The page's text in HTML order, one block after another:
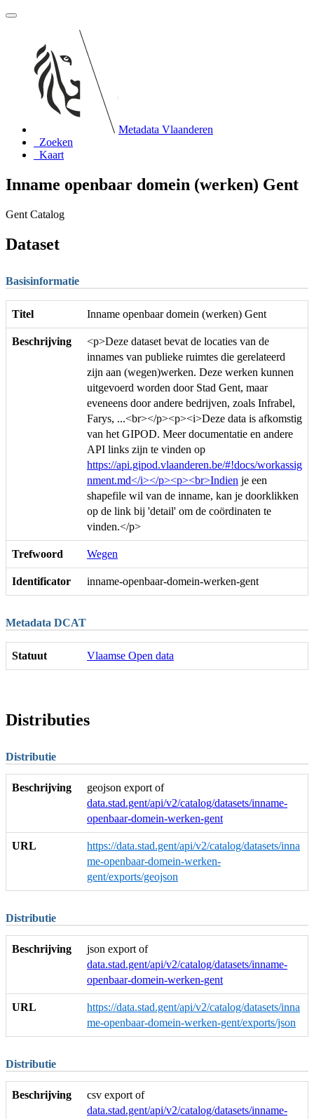
Metadata Vlaanderen
Zoeken
Kaart
Inname openbaar domein (werken) Gent
Gent Catalog
Dataset
Basisinformatie
Titel Inname openbaar domein (werken) Gent
Beschrijving
<p>Deze dataset bevat de locaties van de
innames van publieke ruimtes die gerelateerd
zijn aan (wegen)werken. Deze werken kunnen
uitgevoerd worden door Stad Gent, maar
eveneens door andere bedrijven, zoals Infrabel,
Farys, ...<br></p><p><i>Deze data is afkomstig
van het GIPOD. Meer documentatie en andere
API links zijn te vinden op
https://api.gipod.vlaanderen.be/#!docs/workassig
nment.md</i></p><p><br>Indien je een
shapefile wil van de inname, kan je doorklikken
op de link bij 'detail' om de coördinaten te
vinden.</p>
Trefwoord Wegen
Identificator inname-openbaar-domein-werken-gent
Metadata DCAT
Statuut Vlaamse Open data
Distributies
Distributie
Beschrijving
geojson export of
data.stad.gent/api/v2/catalog/datasets/inname-
openbaar-domein-werken-gent
URL
https://data.stad.gent/api/v2/catalog/datasets/inna
me-openbaar-domein-werken-
gent/exports/geojson
Distributie
Beschrijving
json export of
data.stad.gent/api/v2/catalog/datasets/inname-
openbaar-domein-werken-gent
URL
https://data.stad.gent/api/v2/catalog/datasets/inna
me-openbaar-domein-werken-gent/exports/json
Distributie
Beschrijving
csv export of
data.stad.gent/api/v2/catalog/datasets/inname-